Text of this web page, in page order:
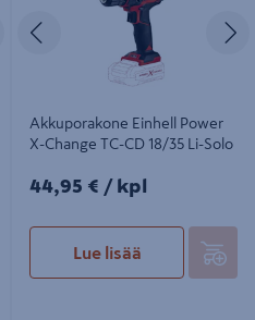
Seuraava
Akkuporakone Einhell Power
X-Change TC-CD 18/35 Li-Solo
44,95€/kpl
44,95 € / kpl
Lue lisää